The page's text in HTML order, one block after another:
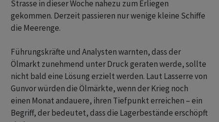
Strasse in dieser Woche nahezu zum Erliegen
gekommen. Derzeit passieren nur wenige kleine Schiffe
die Meerenge.
Führungskräfte und Analysten warnten, dass der
Ölmarkt zunehmend unter Druck geraten werde, sollte
nicht bald eine Lösung erzielt werden. Laut Lasserre von
Gunvor würden die Ölmärkte, wenn der Krieg noch
einen Monat andauere, ihren Tiefpunkt erreichen – ein
Begriff, der bedeutet, dass die Lagerbestände erschöpft